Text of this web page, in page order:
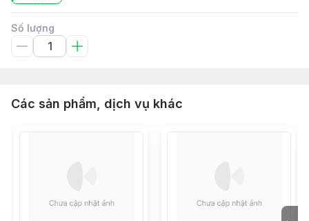
Số lượng
Các sản phẩm, dịch vụ khác